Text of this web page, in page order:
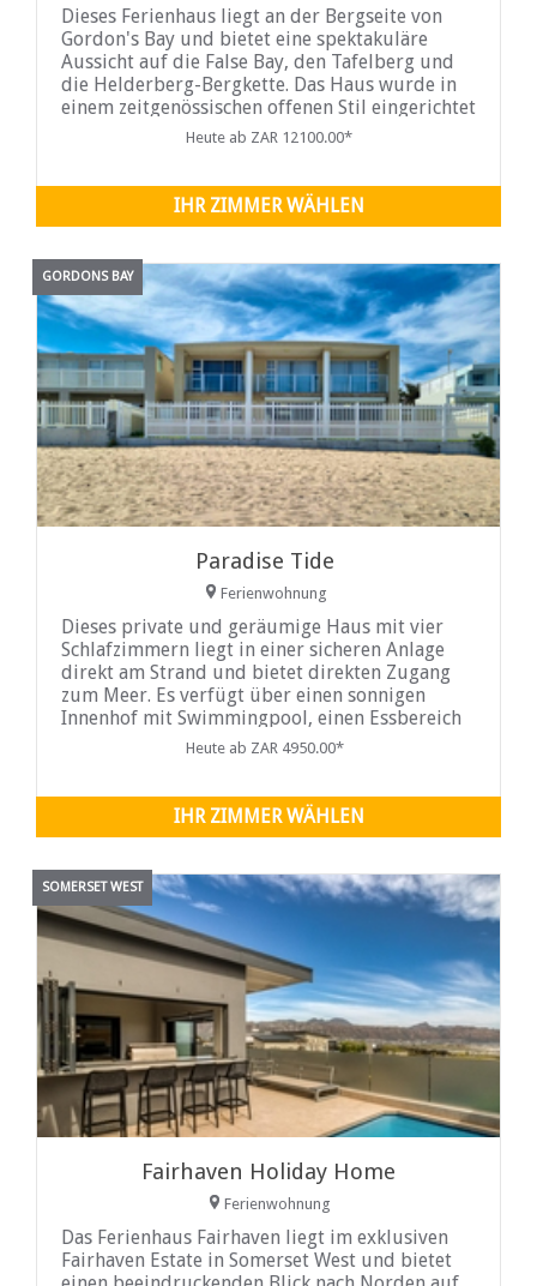
Dieses Ferienhaus liegt an der Bergseite von
Gordon's Bay und bietet eine spektakuläre
Aussicht auf die False Bay, den Tafelberg und
die Helderberg-Bergkette. Das Haus wurde in
einem zeitgenössischen offenen Stil eingerichtet
und ausgestattet...Heute ab ZAR 12100.00*
IHR ZIMMER WÄHLEN
GORDONS BAY
Paradise Tide
Ferienwohnung
Dieses private und geräumige Haus mit vier
Schlafzimmern liegt in einer sicheren Anlage
direkt am Strand und bietet direkten Zugang
zum Meer. Es verfügt über einen sonnigen
Innenhof mit Swimmingpool, einen Essbereich
im Freien für Mahlzeiten unter freiem
für entspanntes
Heute ab ZAR 4950.00*
IHR ZIMMER WÄHLEN
SOMERSET WEST
Fairhaven Holiday Home
Ferienwohnung
Das Ferienhaus Fairhaven liegt im exklusiven
Fairhaven Estate in Somerset West und bietet